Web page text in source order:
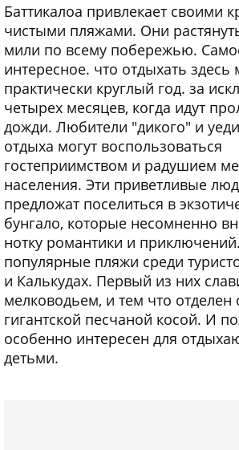
Баттикалоа привлекает своими
чистыми пляжами. Они
мили по всему побережью.
интересное. что отдыхать
практически круглый год. за
четырех месяцев, когда идут
дожди. Любители "дикого" и
отдыха могут воспользоваться
гостеприимством и радушием
населения. Эти приветливые
предложат поселиться в
бунгало, которые несомненно
нотку романтики и
популярные пляжи среди
и Калькудах. Первый из них
мелководьем, и тем что отделен
гигантской песчаной косой. И
особенно интересен для
детьми.